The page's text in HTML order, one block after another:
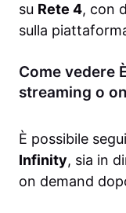
su Rete 4, con
sulla
Come vedere
streaming o
È possibile
Infinity, sia in
on demand